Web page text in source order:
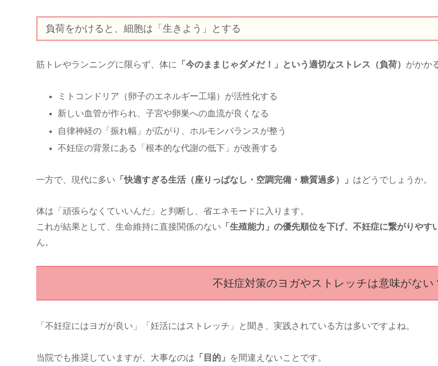
負荷をかけると、細胞は「生きよう」とする
筋トレやランニングに限らず、体に 「今のままじゃダメだ！」という適切なストレス（負荷） がかか
ミトコンドリア（卵子のエネルギー工場）が活性化する
新しい血管が作られ、子宮や卵巣への血流が良くなる
自律神経の「振れ幅」が広がり、ホルモンバランスが整う
不妊症の背景にある「根本的な代謝の低下」が改善する
一方で、現代に多い 「快適すぎる生活（座りっぱなし・空調完備・糖質過多）」 はどうでしょうか。
体は「頑張らなくていいんだ」と判断し、省エネモードに入ります。
これが結果として、生命維持に直接関係のない 「生殖能力」の優先順位を下げ、不妊症に繋がりやす
ん。
不妊症対策のヨガやストレッチは意味がない
「不妊症にはヨガが良い」「妊活にはストレッチ」と聞き、実践されている方は多いですよね。
当院でも推奨していますが、大事なのは 「目的」 を間違えないことです。